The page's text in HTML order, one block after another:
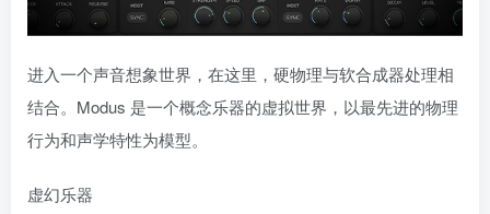
进入一个声音想象世界，在这里，硬物理与软合成器处理相
结合。Modus 是一个概念乐器的虚拟世界，以最先进的物理
行为和声学特性为模型。
虚幻乐器